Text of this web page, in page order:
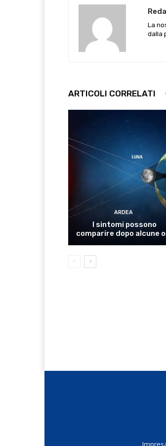
La
dalla
ARTICOLI CORRELATI
ARDEA
I sintomi possono
comparire dopo alcune